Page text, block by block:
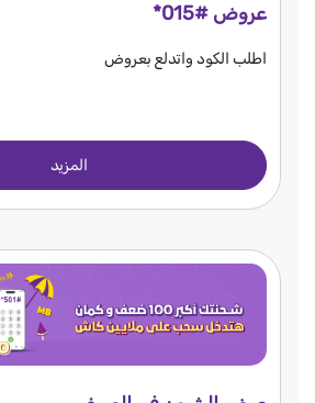
عروض #015*
اطلب الكود واتدلع بعروض
المزيد